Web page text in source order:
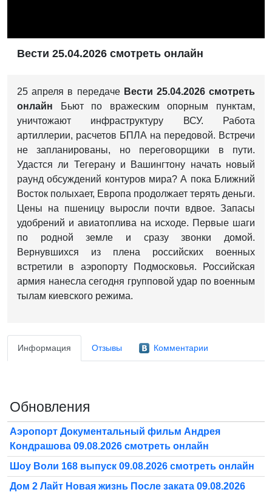
Вести 25.04.2026 смотреть онлайн
25 апреля в передаче Вести 25.04.2026 смотреть
онлайн
Бьют по вражеским опорным пунктам,
уничтожают инфраструктуру ВСУ. Работа
артиллерии, расчетов БПЛА на передовой. Встречи
не запланированы, но переговорщики в пути.
Удастся ли Тегерану и Вашингтону начать новый
раунд обсуждений контуров мира? А пока Ближний
Восток полыхает, Европа продолжает терять деньги.
Цены на пшеницу выросли почти вдвое. Запасы
удобрений и авиатоплива на исходе. Первые шаги
по родной земле и сразу звонки домой.
Вернувшихся из плена российских военных
встретили в аэропорту Подмосковья. Российская
армия нанесла сегодня групповой удар по военным
тылам киевского режима.
Информация Отзывы Комментарии
Обновления
Аэропорт Документальный фильм Андрея
Кондрашова 09.08.2026 смотреть онлайн
Шоу Воли 168 выпуск 09.08.2026 смотреть онлайн
Дом 2 Лайт Новая жизнь После заката 09.08.2026